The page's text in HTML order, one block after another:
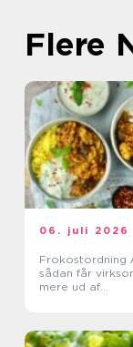
Flere
06. juli 2026
Frokostordning
sådan får
mere ud af